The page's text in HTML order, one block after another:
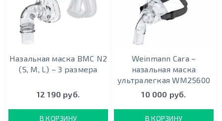
Назальная маска BMC N2
(S, M, L) – 3 размера
12 190 руб.
В КОРЗИНУ
Weinmann Cara –
назальная маска
ультралегкая WM25600
10 000 руб.
В КОРЗИНУ